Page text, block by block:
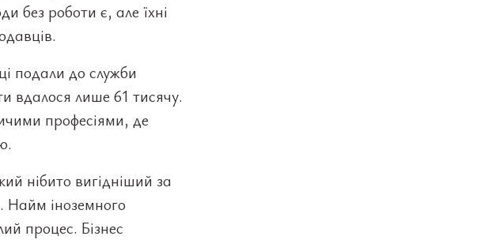
без роботи є, але їхні
подали до служби
вдалося лише 61 тисячу.
професіями, де
нібито вигідніший за
Найм іноземного
процес. Бізнес